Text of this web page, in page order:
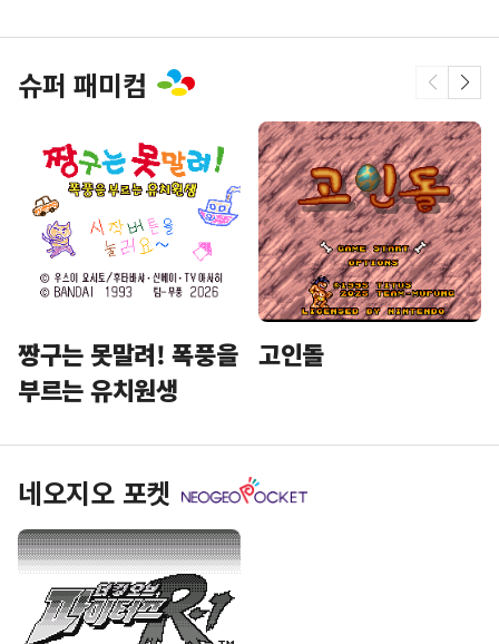
슈퍼 패미컴
짱구는 못말려! 폭풍을
부르는 유치원생
고인돌
네오지오 포켓